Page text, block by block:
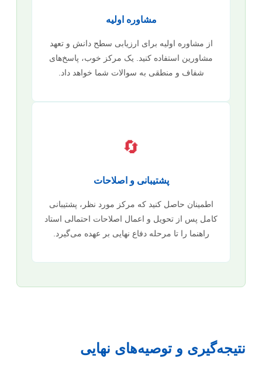
مشاوره اولیه
از مشاوره اولیه برای ارزیابی سطح دانش و تعهد
مشاورین استفاده کنید. یک مرکز خوب، پاسخ‌های
شفاف و منطقی به سوالات شما خواهد داد.
🔄
پشتیبانی و اصلاحات
اطمینان حاصل کنید که مرکز مورد نظر، پشتیبانی
کامل پس از تحویل و اعمال اصلاحات احتمالی استاد
راهنما را تا مرحله دفاع نهایی بر عهده می‌گیرد.
نتیجه‌گیری و توصیه‌های نهایی